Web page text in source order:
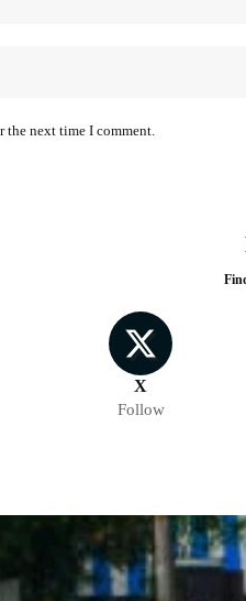
the next time I comment.
X
Follow